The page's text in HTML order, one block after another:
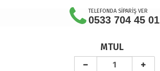
TELEFONDA SİPARİŞ VER
0533 704 45 01
MTUL